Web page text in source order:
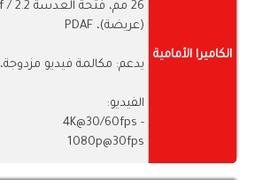
الكاميرا الأمامية
26 مم، فتحة العدسة f / 2.2
(عريضة)، PDAF
يدعم: مكالمة فيديو مزدوجة، Auto-HDR, HDR10 +
الفيديو:
- 4K@30/60fps
1080p@30fps